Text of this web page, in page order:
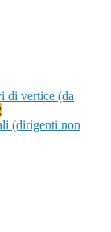
di vertice (da
(dirigenti non